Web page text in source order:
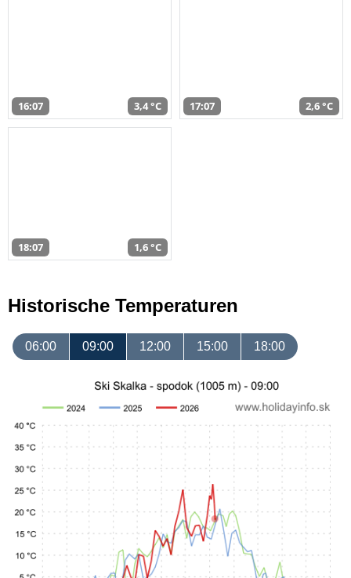
16:07 3,4 °C 17:07 2,6 °C
18:07 1,6 °C
Historische Temperaturen
06:00 09:00 12:00 15:00 18:00